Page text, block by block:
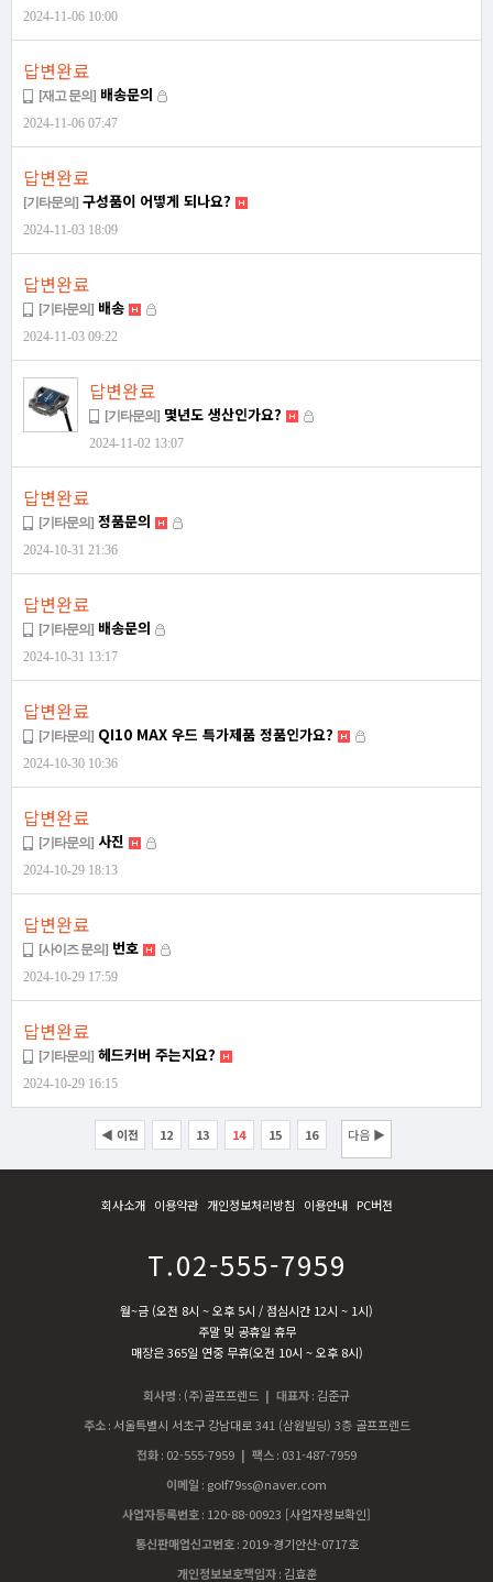
2024-11-06 10:00
답변완료
[재고 문의] 배송문의
2024-11-06 07:47
답변완료
[기타문의] 구성품이 어떻게 되나요?
2024-11-03 18:09
답변완료
[기타문의] 배송
2024-11-03 09:22
답변완료
[기타문의] 몇년도 생산인가요?
2024-11-02 13:07
답변완료
[기타문의] 정품문의
2024-10-31 21:36
답변완료
[기타문의] 배송문의
2024-10-31 13:17
답변완료
[기타문의] QI10 MAX 우드 특가제품 정품인가요?
2024-10-30 10:36
답변완료
[기타문의] 사진
2024-10-29 18:13
답변완료
[사이즈 문의] 번호
2024-10-29 17:59
답변완료
[기타문의] 헤드커버 주는지요?
2024-10-29 16:15
◀ 이전 12 13 14 15 16 다음 ▶
회사소개 이용약관 개인정보처리방침 이용안내 PC버전
T.02-555-7959
월~금 (오전 8시 ~ 오후 5시 / 점심시간 12시 ~ 1시)
주말 및 공휴일 휴무
매장은 365일 연중 무휴(오전 10시 ~ 오후 8시)
회사명 : (주)골프프렌드 | 대표자: 김준규
주소 : 서울특별시 서초구 강남대로 341 (삼원빌딩) 3층 골프프렌드
전화: 02-555-7959 | 팩스: 031-487-7959
이메일 : golf79ss@naver.com
사업자등록번호: 120-88-00923 [사업자정보확인]
통신판매업신고번호 :2019-경기안산-0717호
개인정보보호책임자 : 김효훈